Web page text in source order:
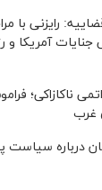
رایزنی‌ با
جنایات آمریکا
ناکازاکی؛
غرب
درباره سیاست